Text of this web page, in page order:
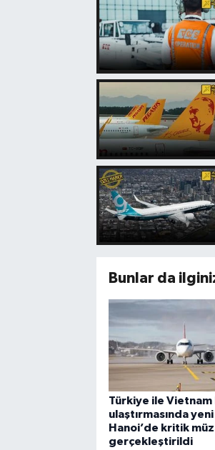
Bunlar da
Türkiye ile Vietnam
ulaştırmasında
Hanoi’de kritik
gerçekleştirildi